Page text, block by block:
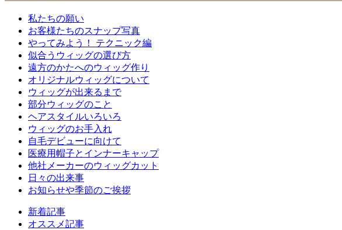
私たちの願い
お客様たちのスナップ写真
やってみよう！ テクニック編
似合うウィッグの選び方
遠方のかたへのウィッグ作り
オリジナルウィッグについて
ウィッグが出来るまで
部分ウィッグのこと
ヘアスタイルいろいろ
ウィッグのお手入れ
自毛デビューに向けて
医療用帽子とインナーキャップ
他社メーカーのウィッグカット
日々の出来事
お知らせや季節のご挨拶
新着記事
オススメ記事